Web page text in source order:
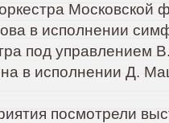
в исполнении
под управлением
в исполнении Д.
посмотрели